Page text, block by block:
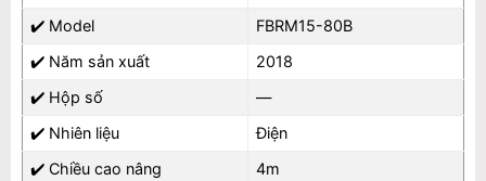
✔️ Model
FBRM15-80B
✔️ Năm sản xuất
2018
✔️ Hộp số
—
✔️ Nhiên liệu
Điện
✔️ Chiều cao nâng
4m